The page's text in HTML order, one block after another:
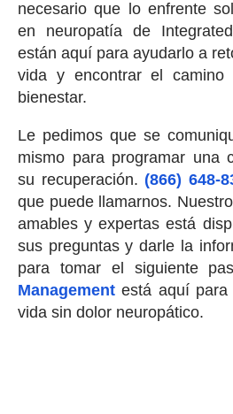
necesario que lo enfrente
en neuropatía de
están aquí para ayudarlo a
vida y encontrar el
bienestar.
Le pedimos que se
mismo para programar una
su recuperación. (866) 648-
que puede llamarnos.
amables y expertas está
sus preguntas y darle la
para tomar el siguiente
Management está aquí
vida sin dolor neuropático.